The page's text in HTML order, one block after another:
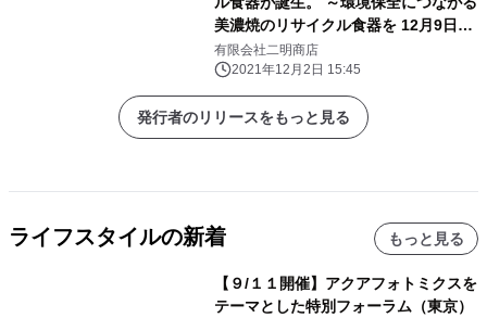
美濃焼のリサイクル食器を 12月9日
(木)より販売開始～
有限会社二明商店
2021年12月2日 15:45
発行者のリリースをもっと見る
ライフスタイルの新着 もっと見る
【９/１１開催】アクアフォトミクスを
テーマとした特別フォーラム（東京）